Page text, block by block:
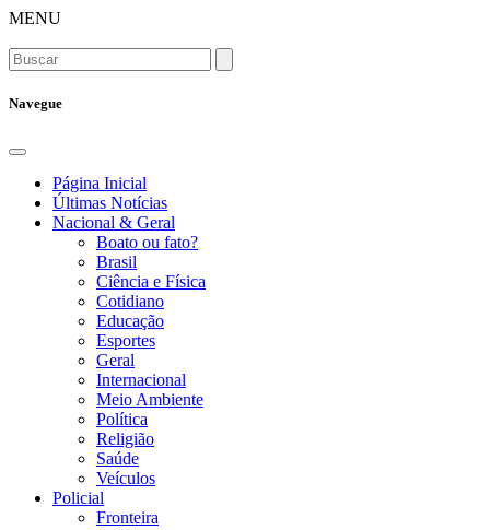
MENU
Navegue
Página Inicial
Últimas Notícias
Nacional & Geral
Boato ou fato?
Brasil
Ciência e Física
Cotidiano
Educação
Esportes
Geral
Internacional
Meio Ambiente
Política
Religião
Saúde
Veículos
Policial
Fronteira